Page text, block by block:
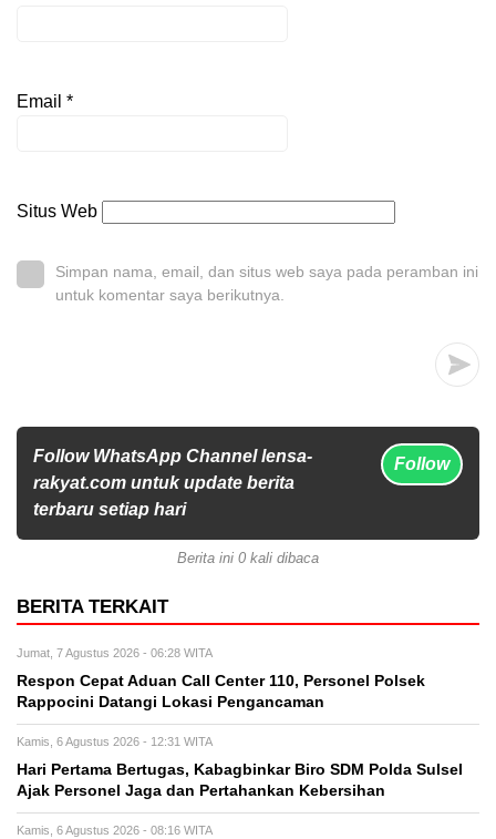
Email *
Situs Web
Simpan nama, email, dan situs web saya pada peramban ini
untuk komentar saya berikutnya.
Follow WhatsApp Channel lensa-
rakyat.com untuk update berita
terbaru setiap hari
Follow
Berita ini 0 kali dibaca
BERITA TERKAIT
Jumat, 7 Agustus 2026 - 06:28 WITA
Respon Cepat Aduan Call Center 110, Personel Polsek
Rappocini Datangi Lokasi Pengancaman
Kamis, 6 Agustus 2026 - 12:31 WITA
Hari Pertama Bertugas, Kabagbinkar Biro SDM Polda Sulsel
Ajak Personel Jaga dan Pertahankan Kebersihan
Kamis, 6 Agustus 2026 - 08:16 WITA